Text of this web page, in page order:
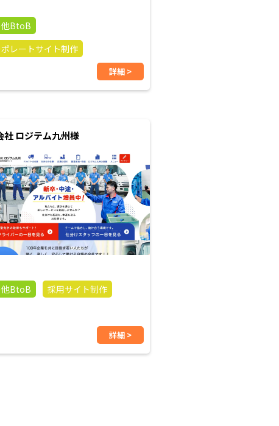
他BtoB
レートサイト制作
詳細 >
社 ロジテム九州様
他BtoB 採用サイト制作
詳細 >